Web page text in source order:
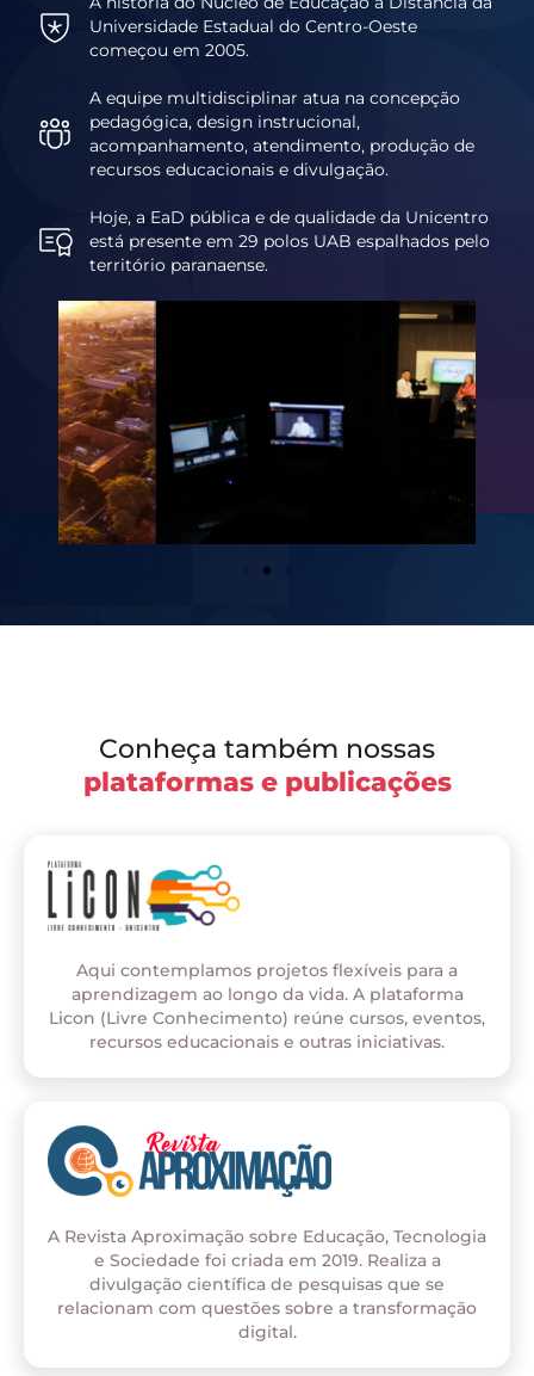
Universidade Estadual do Centro-Oeste
começou em 2005.
A equipe multidisciplinar atua na concepção
pedagógica, design instrucional,
acompanhamento, atendimento, produção de
recursos educacionais e divulgação.
Hoje, a EaD pública e de qualidade da Unicentro
está presente em 29 polos UAB espalhados pelo
território paranaense.
Conheça também nossas
plataformas e publicações
Aqui contemplamos projetos flexíveis para a
aprendizagem ao longo da vida. A plataforma
Licon (Livre Conhecimento) reúne cursos, eventos,
recursos educacionais e outras iniciativas.
A Revista Aproximação sobre Educação, Tecnologia
e Sociedade foi criada em 2019. Realiza a
divulgação científica de pesquisas que se
relacionam com questões sobre a transformação
digital.